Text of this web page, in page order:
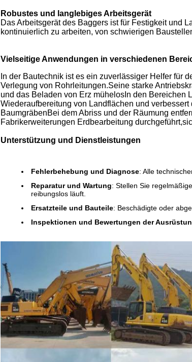
Robustes und langlebiges Arbeitsgerät
Das Arbeitsgerät des Baggers ist für Festigkeit und
kontinuierlich zu arbeiten, von schwierigen
Vielseitige Anwendungen in verschiedenen
In der Bautechnik ist es ein zuverlässiger Helfer für
Verlegung von Rohrleitungen.Seine starke
und das Beladen von Erz mühelosIn den Bereichen
Wiederaufbereitung von Landflächen und
BaumgräbenBei dem Abriss und der Räumung
Fabrikerweiterungen Erdbearbeitung
Unterstützung und Dienstleistungen
Fehlerbehebung und Diagnose: Alle
Reparatur und Wartung: Stellen Sie
reibungslos läuft.
Ersatzteile und Bauteile: Beschädigte oder
Inspektionen und Bewertungen der